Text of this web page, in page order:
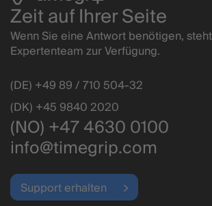
Zeit auf Ihrer Seite
Wenn Sie eine Antwort benötigen,
Expertenteam zur Verfügung.
(DE) +49 89 / 710 504-32
(DK) +45 9840 2020
(NO) +47 4630 0100
info@timegrip.com
Support erhalten